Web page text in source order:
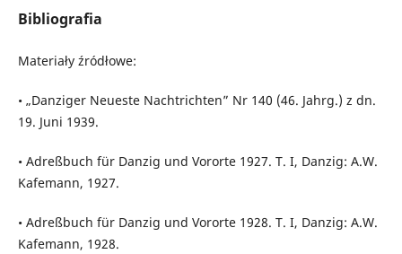
Bibliografia
Materiały źródłowe:
• „Danziger Neueste Nachtrichten” Nr 140 (46. Jahrg.) z dn.
19. Juni 1939.
• Adreßbuch für Danzig und Vororte 1927. T. I, Danzig: A.W.
Kafemann, 1927.
• Adreßbuch für Danzig und Vororte 1928. T. I, Danzig: A.W.
Kafemann, 1928.